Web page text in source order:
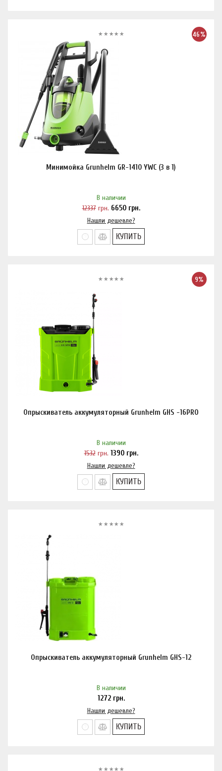
46%
Минимойка Grunhelm GR-1410 YWC (3 в 1)
В наличии
12337грн. 6650грн.
Нашли дешевле?
КУПИТЬ
9%
Опрыскиватель аккумуляторный Grunhelm GHS -16PRO
В наличии
1532грн. 1390грн.
Нашли дешевле?
КУПИТЬ
Опрыскиватель аккумуляторный Grunhelm GHS-12
В наличии
1272грн.
Нашли дешевле?
КУПИТЬ